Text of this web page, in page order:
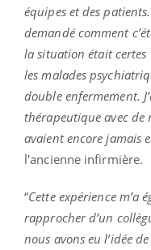
équipes et des
demandé comment
la situation était
les malades
double enfermement.
thérapeutique avec de
avaient encore jamais
l'ancienne infirmière.
“Cette expérience m’a
rapprocher d’un
nous avons eu l’idée